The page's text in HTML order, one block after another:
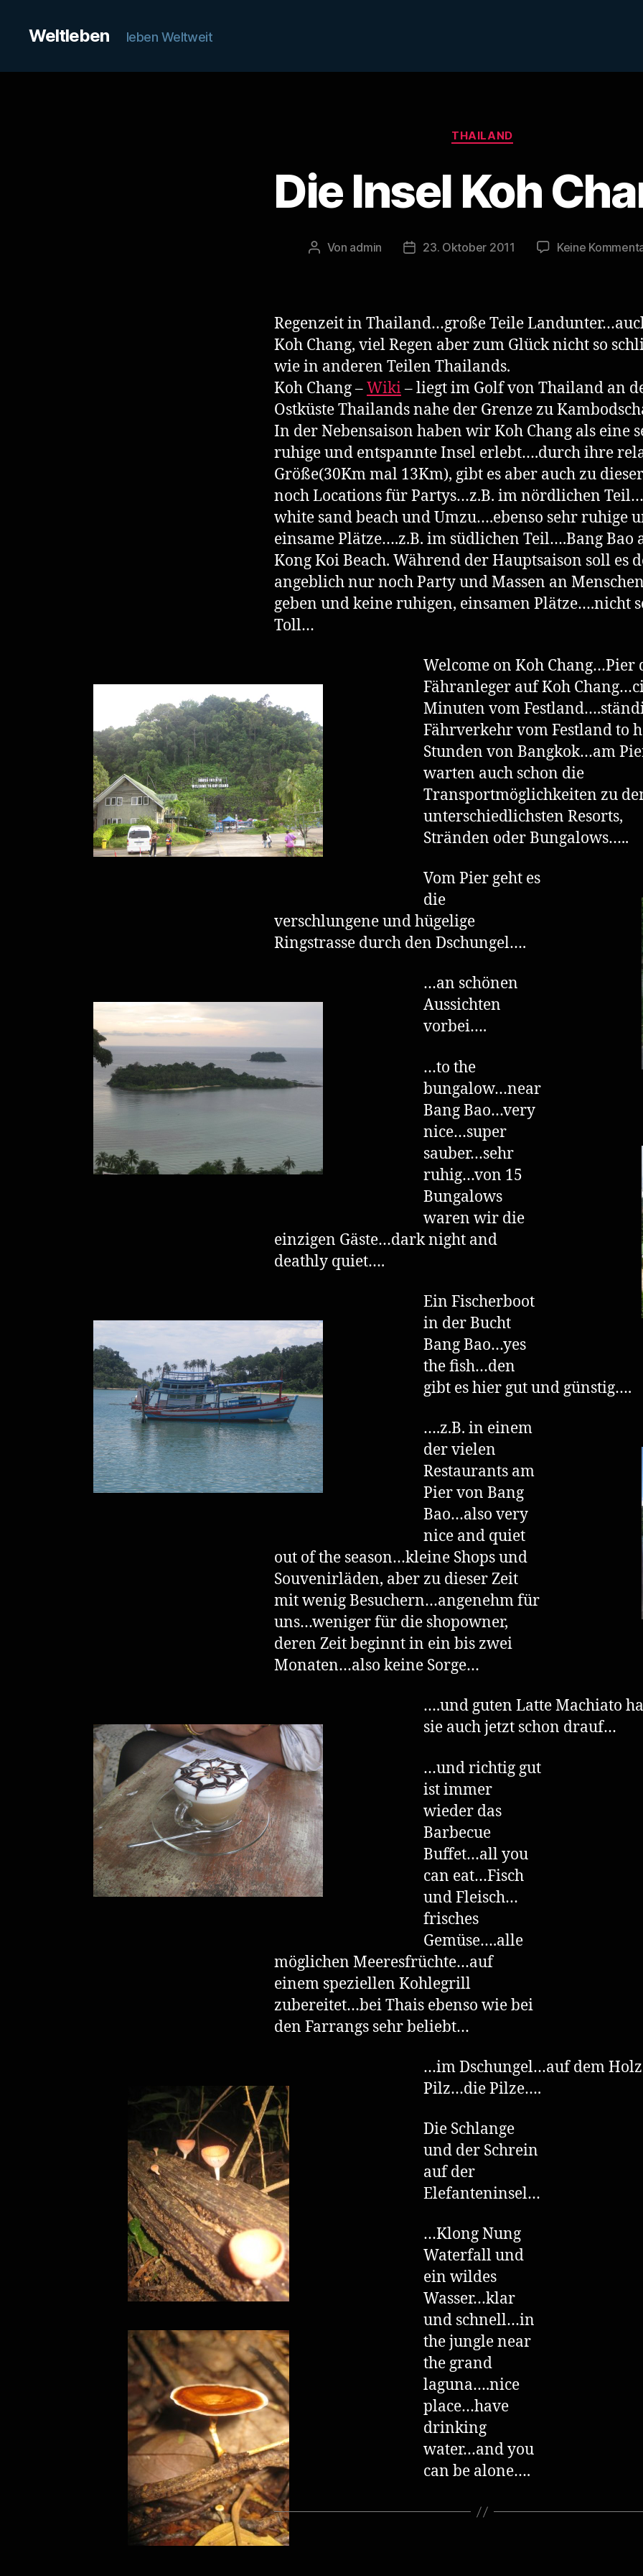
Weltleben leben Weltweit
Kategorien
THAILAND
Die Insel Koh
Beitragsautor
Von admin Veröffentlichungsdatum
23. Oktober 2011 Keine
Regenzeit in Thailand…große Teile
Koh Chang, viel Regen aber zum Glück nicht so
wie in anderen Teilen Thailands.
Koh Chang –Wiki– liegt im Golf von Thailand an
Ostküste Thailands nahe der Grenze zu
In der Nebensaison haben wir Koh Chang als eine
ruhige und entspannte Insel erlebt….durch ihre
Größe(30Km mal 13Km), gibt es aber auch zu
noch Locations für Partys…z.B. im nördlichen
white sand beach und Umzu….ebenso sehr ruhige
einsame Plätze….z.B. im südlichen Teil….Bang Bao
Kong Koi Beach. Während der Hauptsaison soll es
angeblich nur noch Party und Massen an
geben und keine ruhigen, einsamen Plätze….nicht
Toll…
Welcome on Koh Chang…Pier
Fähranleger auf Koh
Minuten vom
Fährverkehr vom Festland to
Stunden von Bangkok…am
warten auch schon die
Transportmöglichkeiten zu
unterschiedlichsten Resorts,
Stränden oder Bungalows…..
Vom Pier geht es
die
verschlungene und hügelige
Ringstrasse durch den Dschungel….
…an schönen
Aussichten
vorbei….
…to the
bungalow…near
Bang Bao…very
nice…super
sauber…sehr
ruhig…von 15
Bungalows
waren wir die
einzigen Gäste…dark night and
deathly quiet….
Ein Fischerboot
in der Bucht
Bang Bao…yes
the fish…den
gibt es hier gut und günstig….
….z.B. in einem
der vielen
Restaurants am
Pier von Bang
Bao…also very
nice and quiet
out of the season…kleine Shops und
Souvenirläden, aber zu dieser Zeit
mit wenig Besuchern…angenehm für
uns…weniger für die shopowner,
deren Zeit beginnt in ein bis zwei
Monaten…also keine Sorge…
….und guten Latte Machiato
sie auch jetzt schon drauf…
…und richtig gut
ist immer
wieder das
Barbecue
Buffet…all you
can eat…Fisch
und Fleisch…
frisches
Gemüse….alle
möglichen Meeresfrüchte…auf
einem speziellen Kohlegrill
zubereitet…bei Thais ebenso wie bei
den Farrangs sehr beliebt…
…im Dschungel…auf dem
Pilz…die Pilze….
Die Schlange
und der Schrein
auf der
Elefanteninsel…
…Klong Nung
Waterfall und
ein wildes
Wasser…klar
und schnell…in
the jungle near
the grand
laguna….nice
place…have
drinking
water…and you
can be alone….